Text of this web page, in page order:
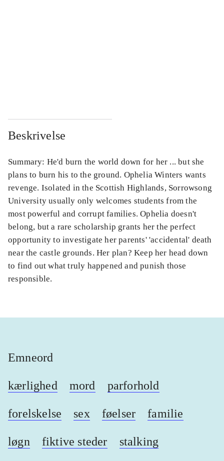
Beskrivelse
Summary: He'd burn the world down for her ... but she
plans to burn his to the ground. Ophelia Winters wants
revenge. Isolated in the Scottish Highlands, Sorrowsong
University usually only welcomes students from the
most powerful and corrupt families. Ophelia doesn't
belong, but a rare scholarship grants her the perfect
opportunity to investigate her parents' 'accidental' death
near the castle grounds. Her plan? Keep her head down
to find out what truly happened and punish those
responsible.
Emneord
kærlighed mord parforhold
forelskelse sex føelser familie
løgn fiktive steder stalking